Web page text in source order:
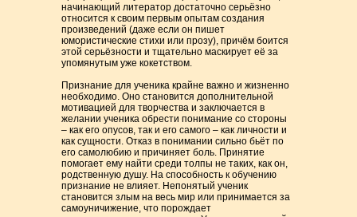
начинающий литератор достаточно серьёзно
относится к своим первым опытам создания
произведений (даже если он пишет
юмористические стихи или прозу), причём боится
этой серьёзности и тщательно маскирует её за
упомянутым уже кокетством.
Признание для ученика крайне важно и жизненно
необходимо. Оно становится дополнительной
мотивацией для творчества и заключается в
желании ученика обрести понимание со стороны
– как его опусов, так и его самого – как личности и
как сущности. Отказ в понимании сильно бьёт по
его самолюбию и причиняет боль. Принятие
помогает ему найти среди толпы не таких, как он,
родственную душу. На способность к обучению
признание не влияет. Непонятый ученик
становится злым на весь мир или принимается за
самоуничижение, что порождает